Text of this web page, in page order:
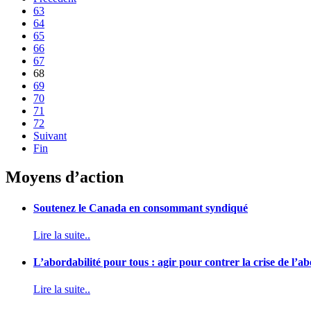
63
64
65
66
67
68
69
70
71
72
Suivant
Fin
Moyens d’action
Soutenez le Canada en consommant syndiqué
Lire la suite..
L’abordabilité pour tous : agir pour contrer la crise de
Lire la suite..